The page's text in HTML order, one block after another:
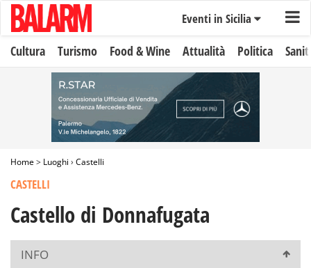
Eventi in Sicilia
Cultura Turismo Food & Wine Attualità Politica
Home> Luoghi › Castelli
CASTELLI
Castello di Donnafugata
INFO